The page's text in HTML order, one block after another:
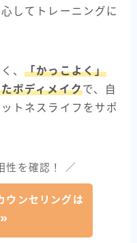
してトレーニングに
、 「かっこよく」
ボディメイクで、自
トネスライフをサポ
性を確認！ ／
ウンセリングは